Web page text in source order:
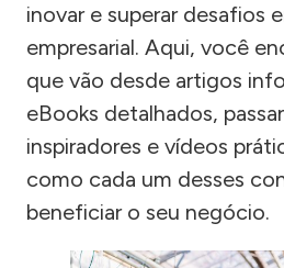
inovar e superar desafios
empresarial. Aqui, você
que vão desde artigos
eBooks detalhados,
inspiradores e vídeos
como cada um desses
beneficiar o seu negócio.